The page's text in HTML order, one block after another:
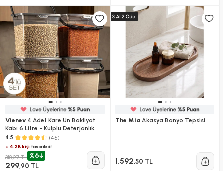
Vienev 4 Adet Kare Un Bakliyat
Kabı 6 Litre - Kulplu Deterjanlık
Saklama Kutusu Kabı Antrasit
4.5 (45)
+ 4.2B kişi favoriledi!
318,27 TL %6
299,90 TL
The MiaAkasya Banyo Tepsisi
1.592,50 TL